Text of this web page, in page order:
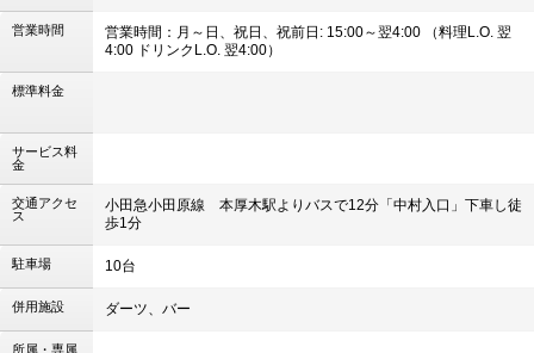
営業時間
営業時間：月～日、祝日、祝前日: 15:00～翌4:00 （料理L.O. 翌
4:00 ドリンクL.O. 翌4:00）
標準料金
サービス料
金
交通アクセ
ス
小田急小田原線 本厚木駅よりバスで12分「中村入口」下車し徒
歩1分
駐車場 10台
併用施設 ダーツ、バー
所属・専属